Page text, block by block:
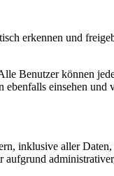
erkennen und
Benutzer können
einsehen und
inklusive aller
aufgrund